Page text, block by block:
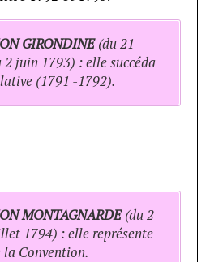
GIRONDINE(du 21
2 juin 1793) : elle succéda
(1791 -1792).
MONTAGNARDE(du 2
1794) : elle représente
la Convention.